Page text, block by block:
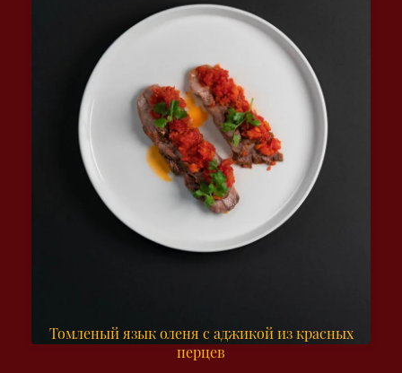
Томленый язык оленя с аджикой из красных
перцев